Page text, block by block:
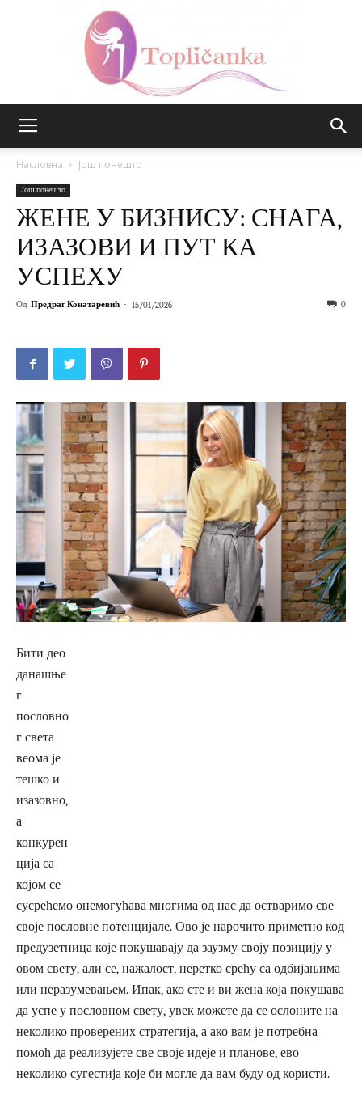
Насловна Још понешто
Још понешто
ЖЕНЕ У БИЗНИСУ: СНАГА,
ИЗАЗОВИ И ПУТ КА
УСПЕХУ
Од Предраг Конатаревић - 15/01/2026 0
Бити део
данашње
г
пословно
г света
веома је
тешко и
изазовно,
а
конкурен
ција са
којом се
сусрећемо онемогућава многима од нас да остваримо све
своје пословне потенцијале. Ово је нарочито приметно код
предузетница које покушавају да заузму своју позицију у
овом свету, али се, нажалост, неретко срећу са одбијањима
или неразумевањем. Ипак, ако сте и ви жена која покушава
да успе у пословном свету, увек можете да се ослоните на
неколико проверених стратегија, а ако вам је потребна
помоћ да реализујете све своје идеје и планове, ево
неколико сугестија које би могле да вам буду од користи.